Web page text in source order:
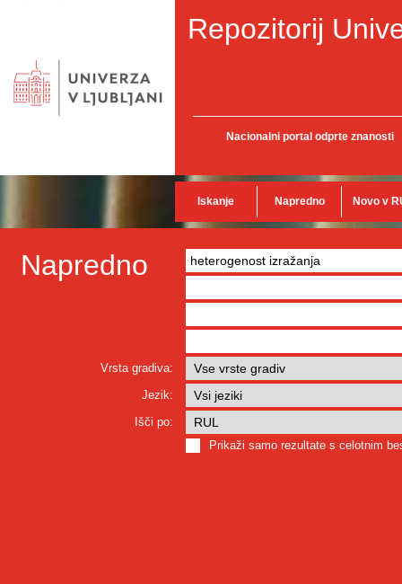
Repozitorij
Nacionalni portal odprte znanosti
Iskanje Napredno Novo v
Napredno
Vrsta gradiva:
Jezik:
Išči po:
Prikaži samo rezultate s celotnim